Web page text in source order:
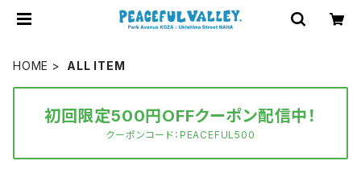
HOME ALL ITEM
初回限定500円OFFクーポン配信中！
クーポンコード：PEACEFUL500